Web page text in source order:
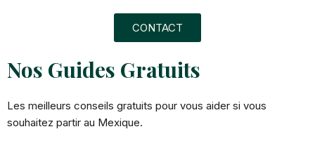
CONTACT
Nos Guides Gratuits
Les meilleurs conseils gratuits pour vous aider si vous
souhaitez partir au Mexique.